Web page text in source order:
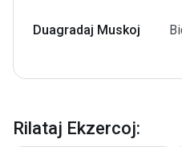
Duagradaj Muskoj
Rilataj Ekzercoj: